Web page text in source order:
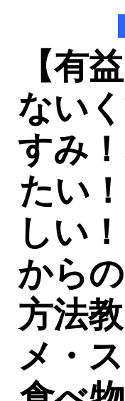
【有
ない
すみ
たい
しい
から
方法
メ・